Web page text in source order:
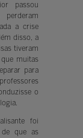
passou
a crise
disso, a
tiveram
muitas
para
o
foi
de que as